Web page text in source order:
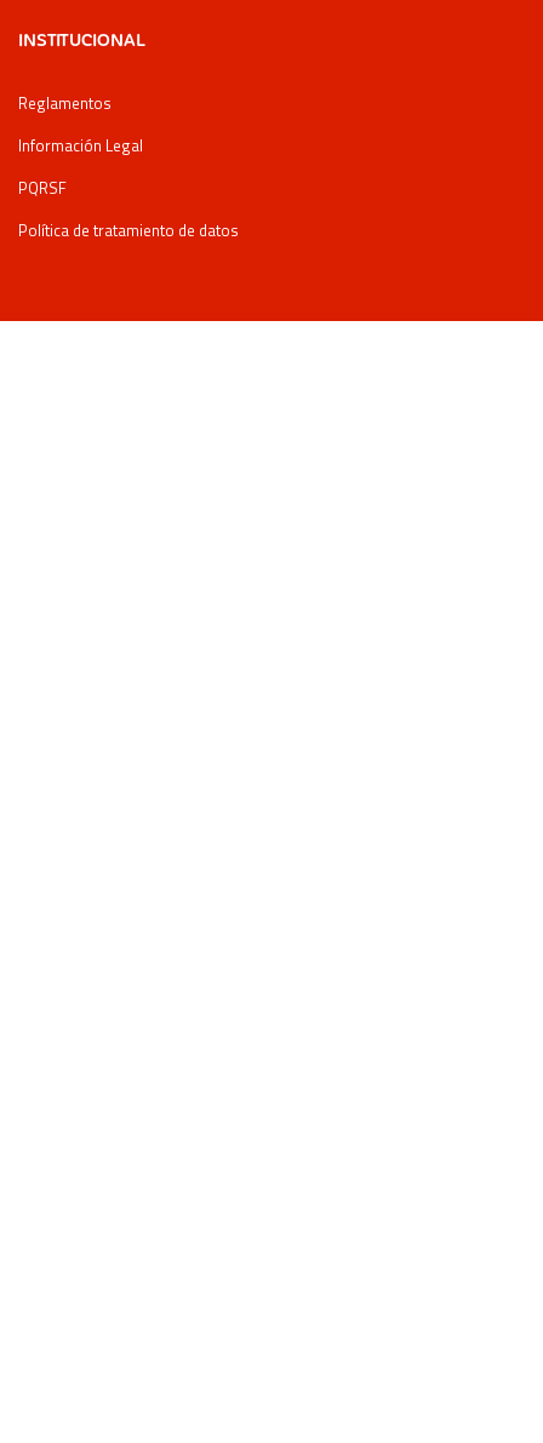
INSTITUCIONAL
Reglamentos
Información Legal
PQRSF
Política de tratamiento de datos